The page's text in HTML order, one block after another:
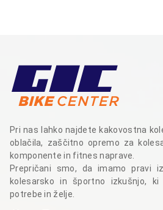
Pri nas lahko najdete kakovostna
oblačila, zaščitno opremo za
komponente in fitnes naprave.
Prepričani smo, da imamo pravi
kolesarsko in športno izkušnjo,
potrebe in želje.